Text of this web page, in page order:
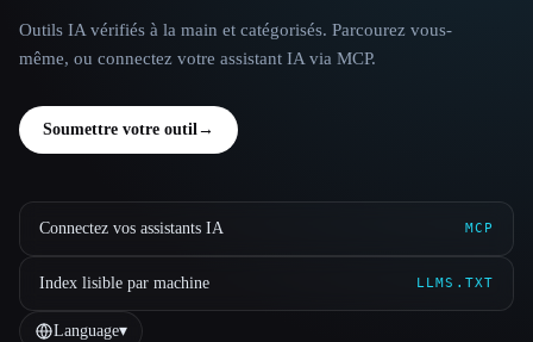
Outils IA vérifiés à la main et catégorisés. Parcourez vous-
même, ou connectez votre assistant IA via MCP.
Soumettre votre outil→
Connectez vos assistants IA MCP
Index lisible par machine LLMS.TXT
Language▾